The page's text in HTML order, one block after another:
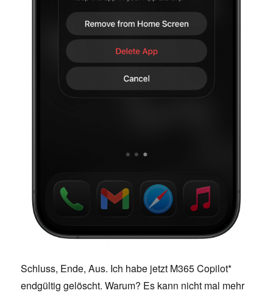
Schluss, Ende, Aus. Ich habe jetzt M365 Copilot*
endgültig gelöscht. Warum? Es kann nicht mal mehr